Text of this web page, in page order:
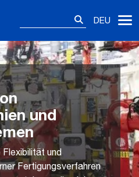
DEU
und
und
Fertigungsverfahren